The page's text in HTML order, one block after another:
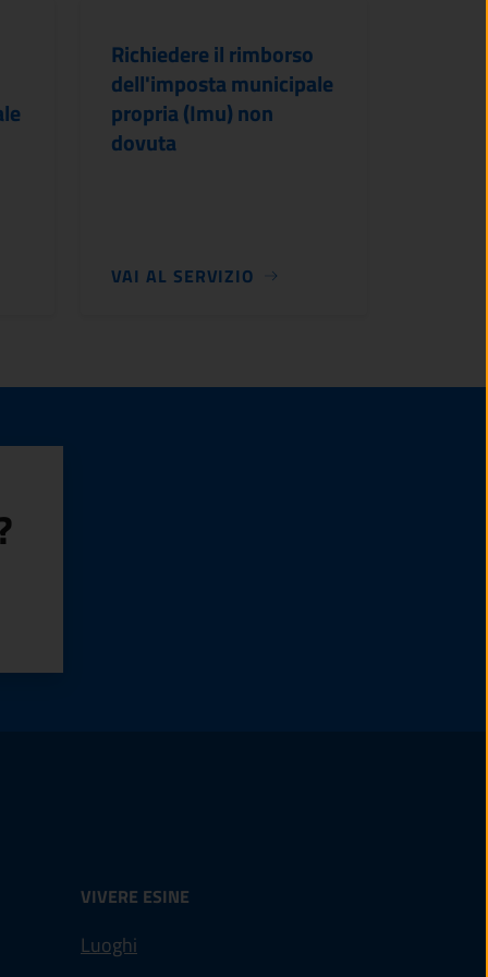
Richiedere il rimborso
dell'imposta municipale
propria (Imu) non
dovuta
VAI AL SERVIZIO
VIVERE ESINE
Luoghi